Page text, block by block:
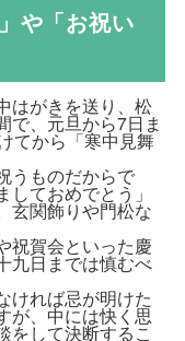
や「お祝い
はがきを送り、松
で、元旦から7日ま
てから「寒中見舞
うものだからで
ておめでとう」
玄関飾りや門松な
祝賀会といった慶
九日までは慎むべ
ければ忌が明けた
が、中には快く思
をして決断するこ